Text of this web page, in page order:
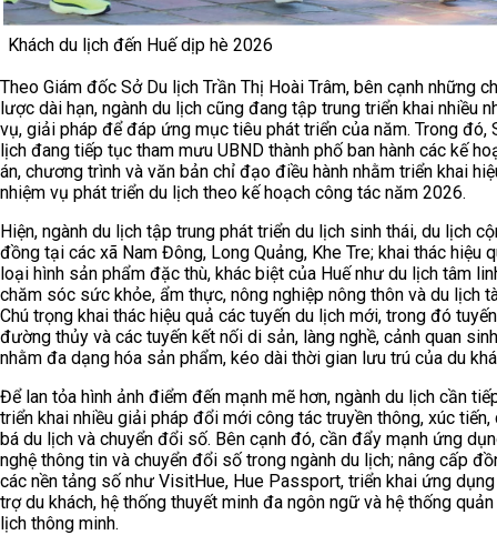
Khách du lịch đến Huế dịp hè 2026
Theo Giám đốc Sở Du lịch Trần Thị Hoài Trâm, bên cạnh những
lược dài hạn, ngành du lịch cũng đang tập trung triển khai nhiều
vụ, giải pháp để đáp ứng mục tiêu phát triển của năm. Trong đó,
lịch đang tiếp tục tham mưu UBND thành phố ban hành các kế
án, chương trình và văn bản chỉ đạo điều hành nhằm triển khai
nhiệm vụ phát triển du lịch theo kế hoạch công tác năm 2026.
Hiện, ngành du lịch tập trung phát triển du lịch sinh thái, du lịch
đồng tại các xã Nam Đông, Long Quảng, Khe Tre; khai thác hiệu
loại hình sản phẩm đặc thù, khác biệt của Huế như du lịch tâm
chăm sóc sức khỏe, ẩm thực, nông nghiệp nông thôn và du lịch
Chú trọng khai thác hiệu quả các tuyến du lịch mới, trong đó tuyến
đường thủy và các tuyến kết nối di sản, làng nghề, cảnh quan
nhằm đa dạng hóa sản phẩm, kéo dài thời gian lưu trú của du
Để lan tỏa hình ảnh điểm đến mạnh mẽ hơn, ngành du lịch cần
triển khai nhiều giải pháp đổi mới công tác truyền thông, xúc tiến,
bá du lịch và chuyển đổi số. Bên cạnh đó, cần đẩy mạnh ứng
nghệ thông tin và chuyển đổi số trong ngành du lịch; nâng cấp
các nền tảng số như VisitHue, Hue Passport, triển khai ứng
trợ du khách, hệ thống thuyết minh đa ngôn ngữ và hệ thống
lịch thông minh.